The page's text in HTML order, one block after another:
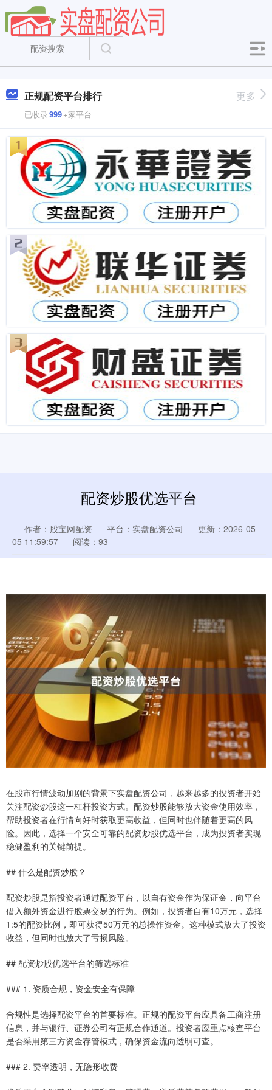
正规配资平台排行
已收录999+家平台
更多
配资炒股优选平台
作者：股宝网配资 平台：实盘配资公司
更新：2026-05-
05 11:59:57
阅读：93
在股市行情波动加剧的背景下实盘配资公司，越来越多的投资者开始
关注配资炒股这一杠杆投资方式。配资炒股能够放大资金使用效率，
帮助投资者在行情向好时获取更高收益，但同时也伴随着更高的风
险。因此，选择一个安全可靠的配资炒股优选平台，成为投资者实现
稳健盈利的关键前提。
## 什么是配资炒股？
配资炒股是指投资者通过配资平台，以自有资金作为保证金，向平台
借入额外资金进行股票交易的行为。例如，投资者自有10万元，选择
1:5的配资比例，即可获得50万元的总操作资金。这种模式放大了投资
收益，但同时也放大了亏损风险。
## 配资炒股优选平台的筛选标准
### 1. 资质合规，资金安全有保障
合规性是选择配资平台的首要标准。正规的配资平台应具备工商注册
信息，并与银行、证券公司有正规合作通道。投资者应重点核查平台
是否采用第三方资金存管模式，确保资金流向透明可查。
### 2. 费率透明，无隐形收费